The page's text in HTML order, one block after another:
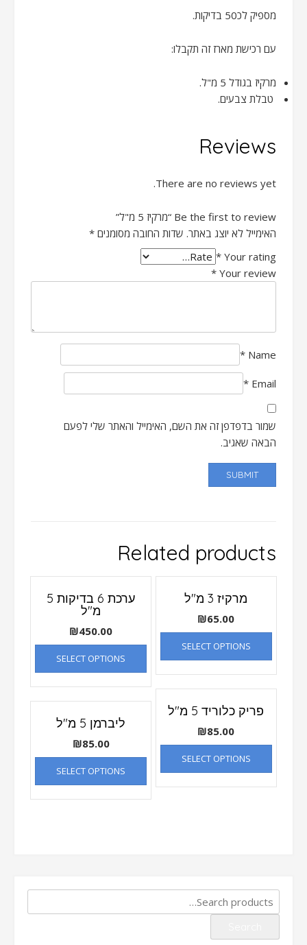
מספיק לכ50 בדיקות.
עם רכישת מארז זה תקבלו:
מרקיז בגודל 5 מ"ל.
טבלת צבעים.
Reviews
There are no reviews yet.
Be the first to review “מרקיז 5 מ"ל”
האימייל לא יוצג באתר. שדות החובה מסומנים *
Your rating
*
Your review
*
Name
*
Email
*
שמור בדפדפן זה את השם, האימייל והאתר שלי לפעם
הבאה שאגיב.
Related products
מרקיז 3 מ"ל
₪65.00
SELECT OPTIONS
ערכת 6 בדיקות 5
מ"ל
₪450.00
SELECT OPTIONS
פריק כלוריד 5 מ"ל
₪85.00
SELECT OPTIONS
ליברמן 5 מ"ל
₪85.00
SELECT OPTIONS
Search
for: